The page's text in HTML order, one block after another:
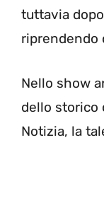
tuttavia
riprendendo
Nello show
dello storico
Notizia, la